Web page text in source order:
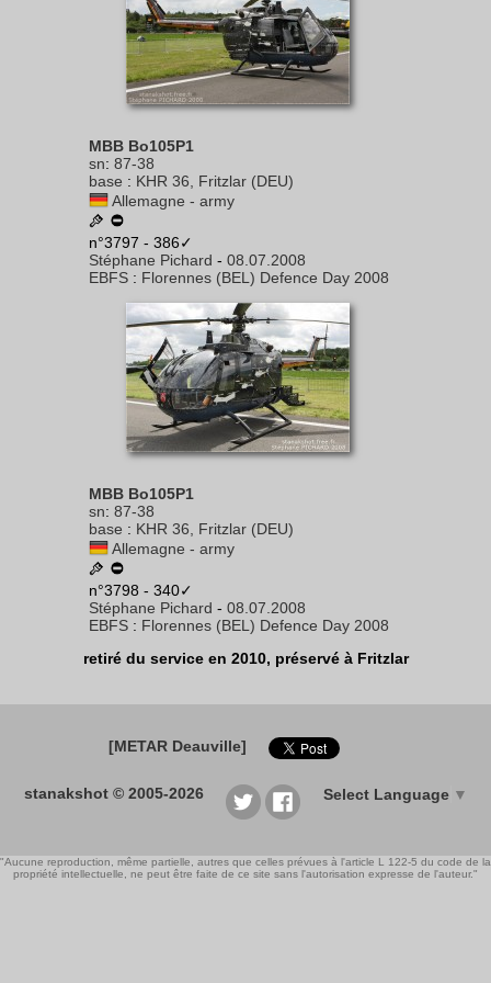
MBB Bo105P1
sn: 87-38
base : KHR 36, Fritzlar (DEU)
Allemagne - army
n°3797 - 386✓
Stéphane Pichard - 08.07.2008
EBFS : Florennes (BEL) Defence Day 2008
MBB Bo105P1
sn: 87-38
base : KHR 36, Fritzlar (DEU)
Allemagne - army
n°3798 - 340✓
Stéphane Pichard - 08.07.2008
EBFS : Florennes (BEL) Defence Day 2008
retiré du service en 2010, préservé à Fritzlar
[METAR Deauville]
stanakshot © 2005-2026 Select Language ▼
"Aucune reproduction, même partielle, autres que celles prévues à l'article L 122-5 du code de la
propriété intellectuelle, ne peut être faite de ce site sans l'autorisation expresse de l'auteur."